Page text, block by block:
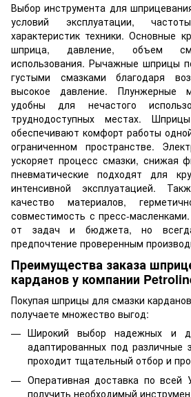
Выбор инструмента для
условий эксплуатации,
характеристик техники. Основные
шприца, давление, объем
использования. Рычажные шприцы
густыми смазками благодаря
высокое давление. Плунжерные
удобны для нечастого
труднодоступных местах.
обеспечивают комфорт работы
ограниченном пространстве.
ускоряет процесс смазки, снижая
пневматические подходят для
интенсивной эксплуатацией.
качество материалов,
совместимость с пресс-
от задач и бюджета, но
предпочтение проверенным
Преимущества заказа
карданов у компании
Покупая шприцы для смазки
получаете множество выгод:
Широкий выбор надежных и
адаптированных под различные
проходит тщательный отбор и
Оперативная доставка по всей
получить необходимый